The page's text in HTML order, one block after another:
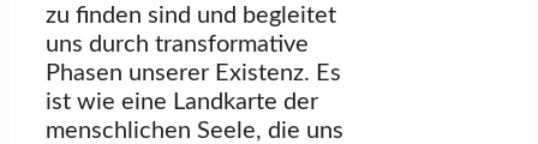
zu finden sind und begleitet
uns durch transformative
Phasen unserer Existenz. Es
ist wie eine Landkarte der
menschlichen Seele, die uns